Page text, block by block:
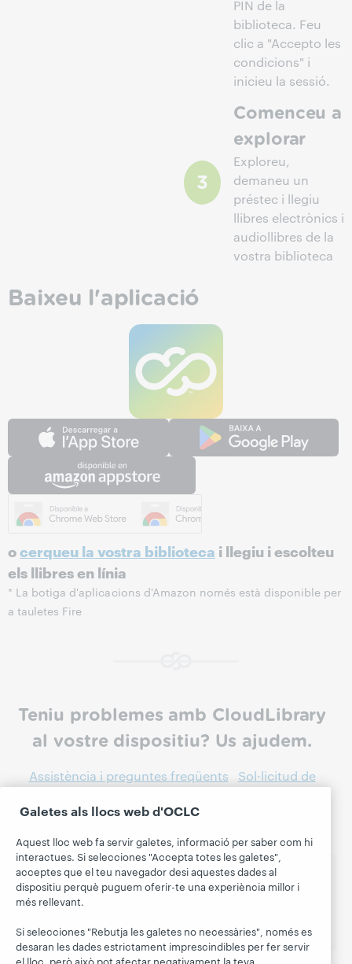
PIN de la
biblioteca. Feu
clic a "Accepto les
condicions" i
inicieu la sessió.
Comenceu a
explorar
Exploreu,
demaneu un
préstec i llegiu
llibres electrònics i
audiollibres de la
vostra biblioteca
Baixeu l'aplicació
ocerqueu la vostra biblioteca i llegiu i escolteu
els llibres en línia
* La botiga d'aplicacions d'Amazon només està disponible per
a tauletes Fire
Teniu problemes amb CloudLibrary
al vostre dispositiu? Us ajudem.
Assistència i preguntes freqüents
Sol·licitud de
lector de llibres electrònics
Coneixeu tot el que ofereix CloudLibrary?
Galetes als llocs web d'OCLC
Aquest lloc web fa servir galetes, informació per saber com hi
interactues. Si selecciones "Accepta totes les galetes",
acceptes que el teu navegador desi aquestes dades al
dispositiu perquè puguem oferir-te una experiència millor i
més rellevant.
Si selecciones "Rebutja les galetes no necessàries", només es
desaran les dades estrictament imprescindibles per fer servir
el lloc, però això pot afectar negativament la teva